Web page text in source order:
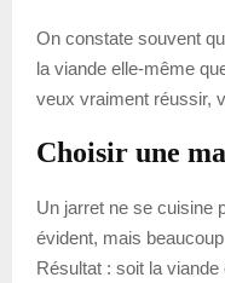
On constate souvent
la viande elle-même
veux vraiment réussir,
Choisir une
Un jarret ne se cuisine
évident, mais
Résultat : soit la